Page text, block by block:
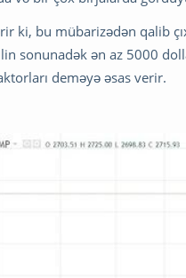
ki, bu mübarizədən qalib
sonunadək ən az 5000
deməyə əsas verir.